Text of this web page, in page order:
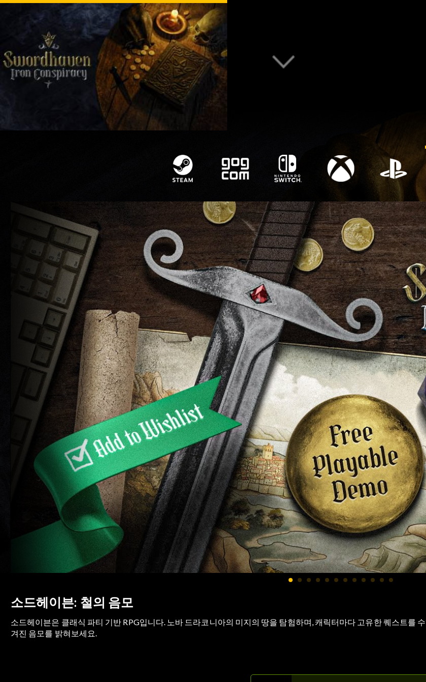
소드헤이븐: 철의 음모
소드헤이븐은 클래식 파티 기반 RPG입니다. 노바 드라코니아의 미지의 땅을 탐험하며, 캐릭터마다 고유한 퀘스트를
겨진 음모를 밝혀보세요.